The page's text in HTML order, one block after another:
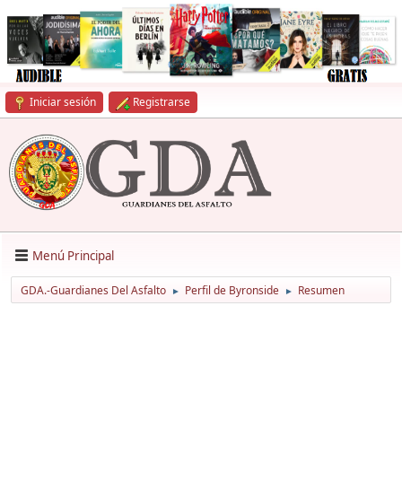
Iniciar sesión Registrarse
Menú Principal
GDA.-Guardianes Del Asfalto ► Perfil de Byronside ► Resumen